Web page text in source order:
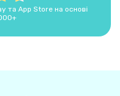
та App Store на основі